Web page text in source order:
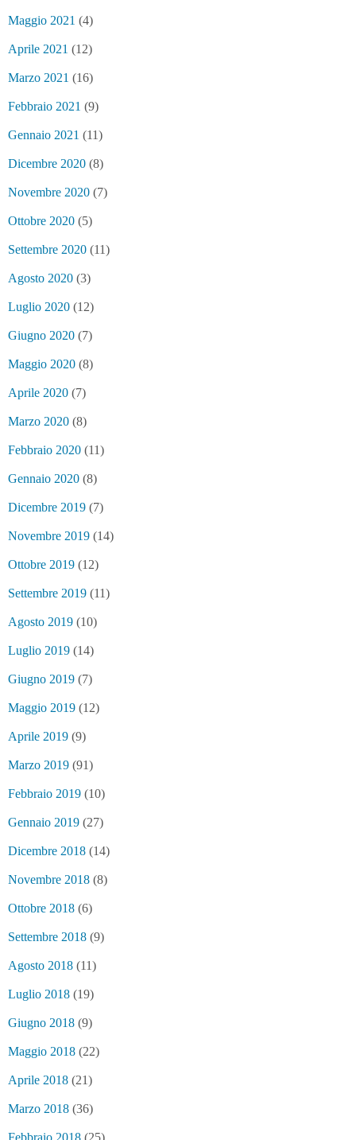
Maggio 2021 (4)
Aprile 2021 (12)
Marzo 2021 (16)
Febbraio 2021 (9)
Gennaio 2021 (11)
Dicembre 2020 (8)
Novembre 2020 (7)
Ottobre 2020 (5)
Settembre 2020 (11)
Agosto 2020 (3)
Luglio 2020 (12)
Giugno 2020 (7)
Maggio 2020 (8)
Aprile 2020 (7)
Marzo 2020 (8)
Febbraio 2020 (11)
Gennaio 2020 (8)
Dicembre 2019 (7)
Novembre 2019 (14)
Ottobre 2019 (12)
Settembre 2019 (11)
Agosto 2019 (10)
Luglio 2019 (14)
Giugno 2019 (7)
Maggio 2019 (12)
Aprile 2019 (9)
Marzo 2019 (91)
Febbraio 2019 (10)
Gennaio 2019 (27)
Dicembre 2018 (14)
Novembre 2018 (8)
Ottobre 2018 (6)
Settembre 2018 (9)
Agosto 2018 (11)
Luglio 2018 (19)
Giugno 2018 (9)
Maggio 2018 (22)
Aprile 2018 (21)
Marzo 2018 (36)